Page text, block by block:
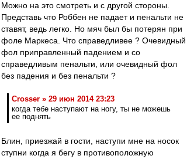
Можно на это смотреть и с другой стороны.
Представь что Роббен не падает и пенальти не
ставят, ведь легко. Но мяч был бы потерян при
фоле Маркеса. Что справедливее ? Очевидный
фол приправленный падением и со
справедливым пенальти, или очевидный фол
без падения и без пенальти ?
Crosser » 29 июн 2014 23:23
когда тебе наступают на ногу, ты не можешь
ее поднять
Блин, приезжай в гости, наступи мне на носок
ступни когда я бегу в противоположную